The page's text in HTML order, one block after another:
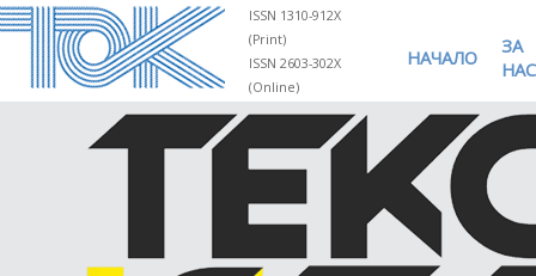
ISSN 1310-912X
(Print)
ISSN 2603-302X
(Online)
НАЧАЛО
ЗА
НАС